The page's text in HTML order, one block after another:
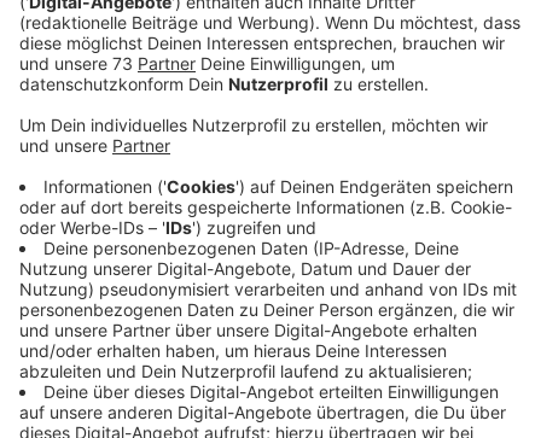
Anzeige
Moderne Ausstattung
Anzeige
Seit Jahren nimmt die Zahl der Cybercrime-Fälle zu.
Die Polizei NRW hat jetzt darauf reagiert und sechs
neue Kriminalinspektionen eingerichtet, die im Netz
auf Verbrecherjagd gehen. Auch das Polizeipräsidium in
Münster gehört dazu. Heute (9.8) wird die neue
Abteilung vorgestellt - mit dabei ist auch NRW-